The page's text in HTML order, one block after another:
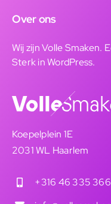
Over ons
Wij zijn Volle Smaken.
Sterk in WordPress.
Koepelplein 1E
2031 WL Haarlem
+316 46 335 366